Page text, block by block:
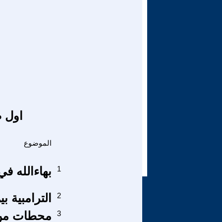
الموضوع
بهاءالله في القرآن 1
2
محطات من 3